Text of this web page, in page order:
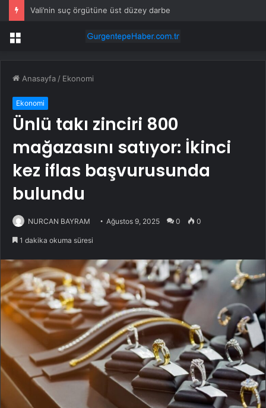
Vali’nin suç örgütüne üst düzey darbe
Menü
Anasayfa / Ekonomi
Ekonomi
Ünlü takı zinciri 800
mağazasını satıyor: İkinci
kez iflas başvurusunda
bulundu
NURCAN BAYRAM Ağustos 9, 2025 0 0
1 dakika okuma süresi